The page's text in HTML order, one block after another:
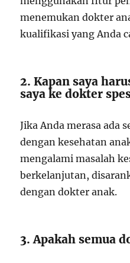
menemukan dokter
kualifikasi yang Anda
2. Kapan saya
saya ke dokter
Jika Anda merasa ada
dengan kesehatan
mengalami masalah
berkelanjutan,
dengan dokter anak.
3. Apakah semua